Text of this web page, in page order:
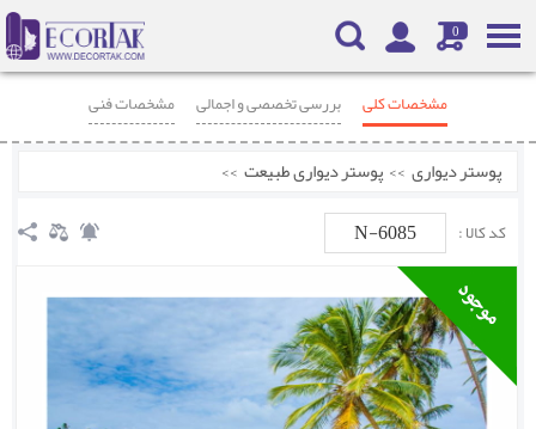
0
مشخصات کلی بررسی تخصصی و اجمالی
مشخصات فنی
محصولات مرتبط
پوستر دیواری >> پوستر دیواری طبیعت >>
کد کالا : N-6085